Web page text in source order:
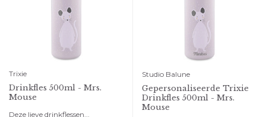
Trixie
Drinkfles 500ml - Mrs.
Mouse
Deze lieve drinkflessen...
Studio Balune
Gepersonaliseerde Trixie
Drinkfles 500ml - Mrs.
Mouse